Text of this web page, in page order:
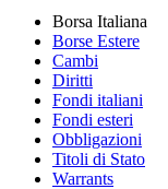
Borsa Italiana
Borse Estere
Cambi
Diritti
Fondi italiani
Fondi esteri
Obbligazioni
Titoli di Stato
Warrants